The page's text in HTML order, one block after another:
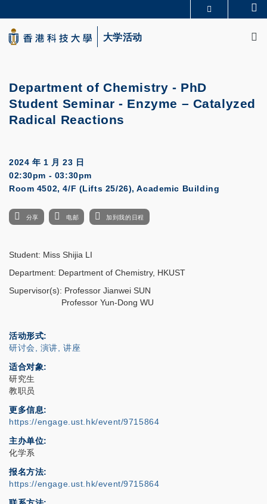
to
main
content
生活@科大
大学活动
Department of Chemistry - PhD
Student Seminar - Enzyme – Catalyzed
Radical Reactions
2024 年 1 月 23 日
02:30pm - 03:30pm
Room 4502, 4/F (Lifts 25/26), Academic Building
分享 电邮 加到我的日程
Student: Miss Shijia LI
Department: Department of Chemistry, HKUST
Supervisor(s): Professor Jianwei SUN
Professor Yun-Dong WU
活动形式
研讨会, 演讲, 讲座
适合对象
研究生
教职员
更多信息
https://engage.ust.hk/event/9715864
主办单位
化学系
报名方法
https://engage.ust.hk/event/9715864